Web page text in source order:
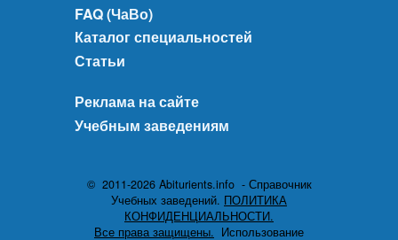
FAQ (ЧаВо)
Каталог специальностей
Статьи
Реклама на сайте
Учебным заведениям
© 2011-2026 Abiturients.info - Справочник
Учебных заведений. ПОЛИТИКА
КОНФИДЕНЦИАЛЬНОСТИ.
Все права защищены. Использование